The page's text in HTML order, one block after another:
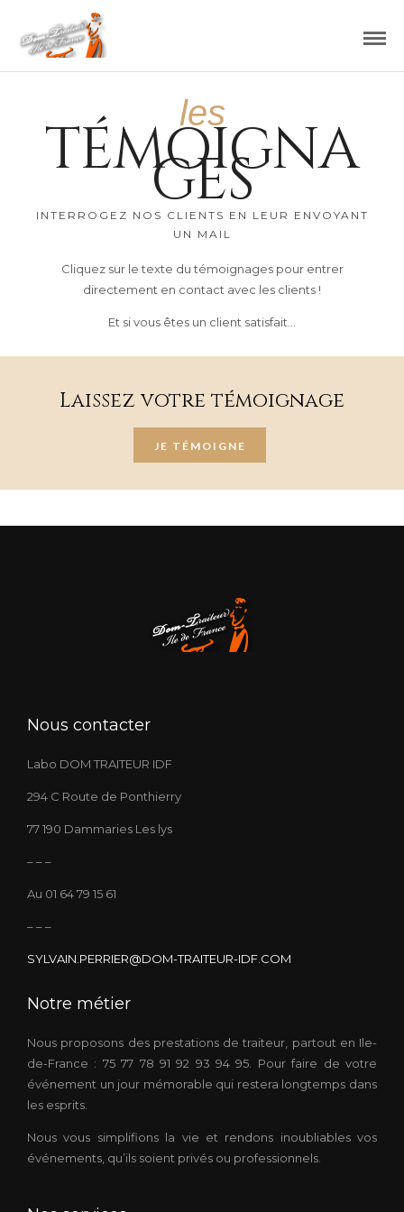
les
TÉMOIGNA
GES
INTERROGEZ NOS CLIENTS EN LEUR ENVOYANT
UN MAIL
Cliquez sur le texte du témoignages pour entrer
directement en contact avec les clients !
Et si vous êtes un client satisfait…
Laissez votre témoignage
JE TÉMOIGNE
Nous contacter
Labo DOM TRAITEUR IDF
294 C Route de Ponthierry
77 190 Dammaries Les lys
– – –
Au 01 64 79 15 61
– – –
SYLVAIN.PERRIER@DOM-TRAITEUR-IDF.COM
Notre métier
Nous proposons des prestations de traiteur, partout en Ile-
de-France : 75 77 78 91 92 93 94 95. Pour faire de votre
événement un jour mémorable qui restera longtemps dans
les esprits.
Nous vous simplifions la vie et rendons inoubliables vos
événements, qu’ils soient privés ou professionnels.